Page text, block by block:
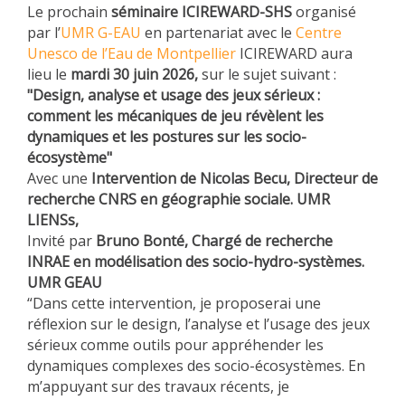
Le prochain séminaire ICIREWARD-SHSorganisé
par l’UMR G-EAU en partenariat avec le Centre
Unesco de l’Eau de Montpellier ICIREWARD aura
lieu le mardi 30 juin 2026,sur le sujet suivant :
"Design, analyse et usage des jeux sérieux :
comment les mécaniques de jeu révèlent les
dynamiques et les postures sur les socio-
écosystème"
Avec une Intervention de Nicolas Becu, Directeur de
recherche CNRS en géographie sociale. UMR
LIENSs,
Invité par Bruno Bonté,Chargé de recherche
INRAE en modélisation des socio-hydro-systèmes.
UMR GEAU
“Dans cette intervention, je proposerai une
réflexion sur le design, l’analyse et l’usage des jeux
sérieux comme outils pour appréhender les
dynamiques complexes des socio-écosystèmes. En
m’appuyant sur des travaux récents, je